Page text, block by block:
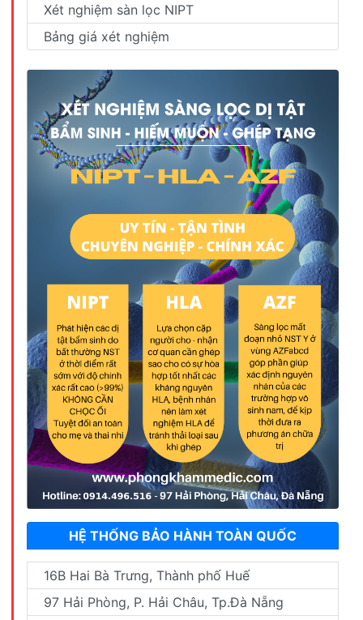
Xét nghiệm sàn lọc NIPT
Bảng giá xét nghiệm
HỆ THỐNG BẢO HÀNH TOÀN QUỐC
16B Hai Bà Trưng, Thành phố Huế
97 Hải Phòng, P. Hải Châu, Tp.Đà Nẵng